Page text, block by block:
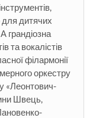
для дитячих
грандіозна
та вокалістів
філармонії
оркестру
«Леонтович-
Швець,